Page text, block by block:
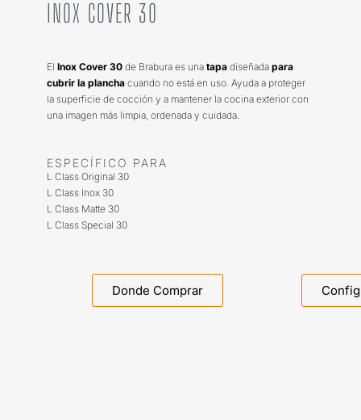
INOX COVER 30
El Inox Cover 30 de Brabura es una tapa diseñada para
cubrir la plancha cuando no está en uso. Ayuda a proteger
la superficie de cocción y a mantener la cocina exterior con
una imagen más limpia, ordenada y cuidada.
ESPECÍFICO PARA
L Class Original 30
L Class Inox 30
L Class Matte 30
L Class Special 30
Donde Comprar